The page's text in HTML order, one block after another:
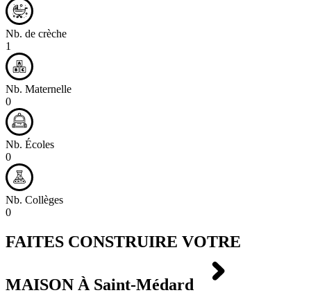
Nb. de crèche
1
Nb. Maternelle
0
Nb. Écoles
0
Nb. Collèges
0
FAITES CONSTRUIRE VOTRE
MAISON À Saint-Médard